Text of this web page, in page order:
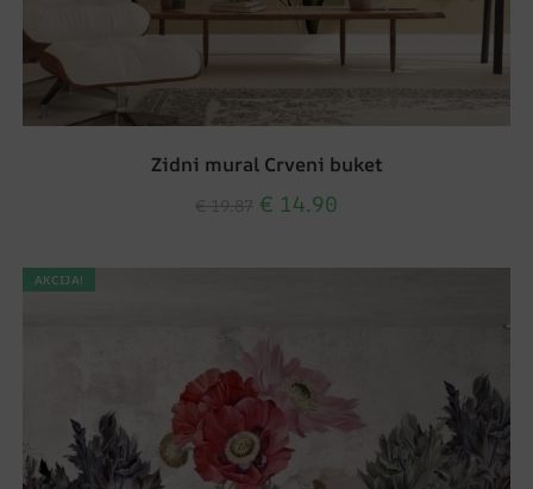
Zidni mural Crveni buket
€ 14.90
AKCIJA!